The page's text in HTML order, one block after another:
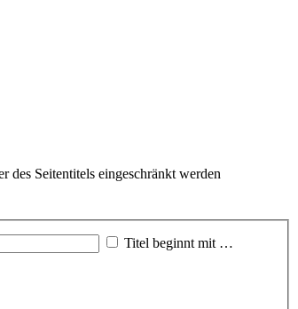
Seitentitels eingeschränkt werden
Titel beginnt mit …